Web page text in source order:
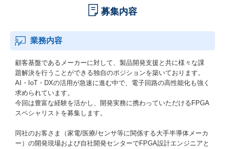
募集内容
業務内容
顧客基盤であるメーカーに対して、製品開発支援と共に様々な課
題解決を行うことができる独自のポジションを築いております。
AI・IoT・DXの活用が急速に進む中で、電子回路の高性能化も強く
求められています。
今回は豊富な経験を活かし、開発実務に携わっていただけるFPGA
スペシャリストを募集します。
同社のお客さま（家電/医療/センサ等に関係する大手半導体メーカ
ー）の開発現場および自社開発センターでFPGA設計エンジニアと